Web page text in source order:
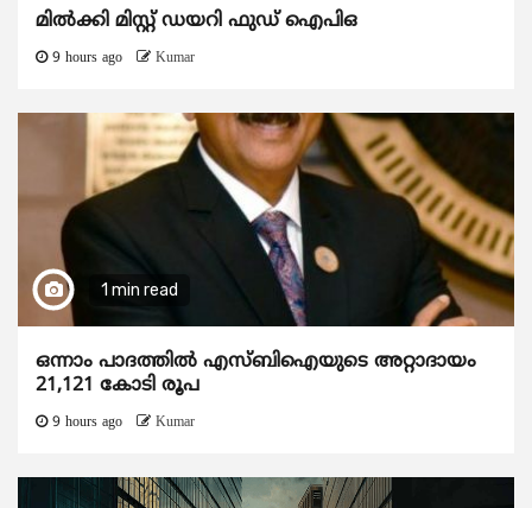
മിൽക്കി മിസ്റ്റ് ഡയറി ഫുഡ് ഐപിഒ
9 hours ago Kumar
1 min read
ഒന്നാം പാദത്തിൽ എസ്ബിഐയുടെ അറ്റാദായം
21,121 കോടി രൂപ
9 hours ago Kumar